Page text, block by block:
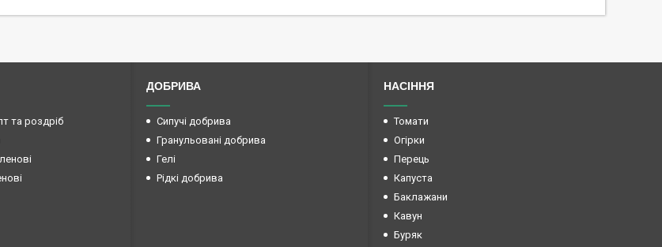
та роздріб
ДОБРИВА
Сипучі добрива
Гранульовані добрива
Гелі
Рідкі добрива
НАСІННЯ
Томати
Огірки
Перець
Капуста
Баклажани
Кавун
Буряк